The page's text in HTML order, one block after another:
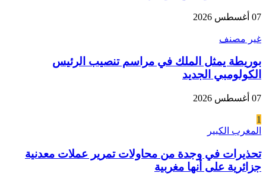
07 أغسطس 2026
غير مصنف
بوريطة يمثل الملك في مراسم تنصيب الرئيس
الكولومبي الجديد
07 أغسطس 2026
1
المغرب الكبير
تحذيرات في وجدة من محاولات تمرير عملات معدنية
جزائرية على أنها مغربية